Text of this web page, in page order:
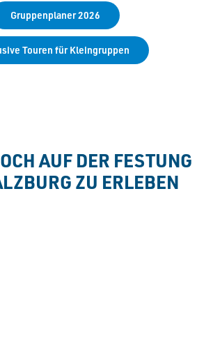
Gruppenplaner 2026
Touren für Kleingruppen
AUF DER FESTUNG
ZU ERLEBEN